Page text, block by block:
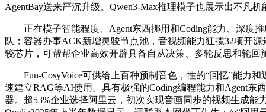
AgentBay送来严沉升级。Qwen3-Max推理模子也展示出不凡
正在模子智能程度、Agent东西挪用和Coding能力、深度推
队；容器办事ACK新增灵骏节点池，音视频能力狂揽32项开
较芯片，可帮帮企业高效开辟具备自从决策、多轮反思和轮回
Fun-CosyVoice可供给上百种预制音色，性的“回忆”能力和
速建立RAG等AI使用。具有极强的Coding编程能力和Agent
器。超53%企业选择阿里云，初次实现音画同步的视频生成